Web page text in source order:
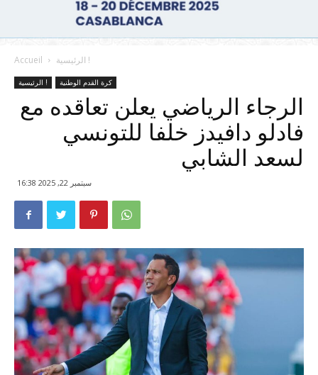
Accueil الرئيسية !
الرئيسية ! كرة القدم الوطنية
الرجاء الرياضي يعلن تعاقده مع
فادلو دافيدز خلفا للتونسي
لسعد الشابي
سبتمبر 22, 2025 16:38